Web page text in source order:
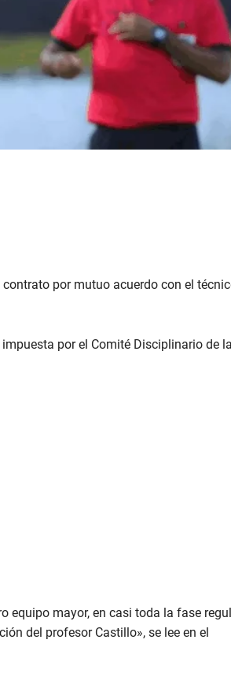
por mutuo acuerdo con el
por el Comité Disciplinario de la
equipo mayor, en casi toda la fase
del profesor Castillo», se lee en el